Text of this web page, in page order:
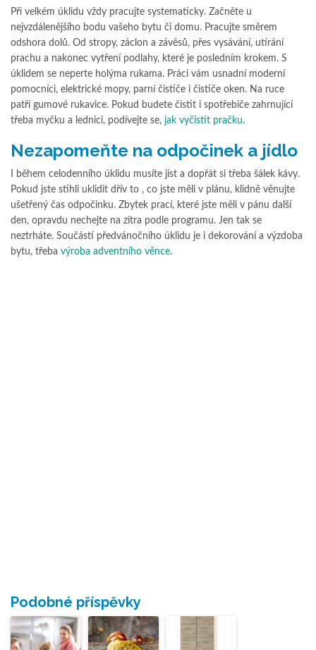
Při velkém úklidu vždy pracujte systematicky. Začněte u
nejvzdálenějšího bodu vašeho bytu či domu. Pracujte směrem
odshora dolů. Od stropy, záclon a závěsů, přes vysávání, utírání
prachu a nakonec vytření podlahy, které je posledním krokem. S
úklidem se neperte holýma rukama. Práci vám usnadní moderní
pomocníci, elektrické mopy, parní čističe i čističe oken. Na ruce
patří gumové rukavice. Pokud budete čistit i spotřebiče zahrnující
třeba myčku a lednici, podívejte se, jak vyčistit pračku.
Nezapomeňte na odpočinek a jídlo
I během celodenního úklidu musíte jíst a dopřát si třeba šálek kávy.
Pokud jste stihli uklidit dřív to , co jste měli v plánu, klidně věnujte
ušetřený čas odpočinku. Zbytek prací, které jste měli v pánu další
den, opravdu nechejte na zítra podle programu. Jen tak se
neztrháte. Součástí předvánočního úklidu je i dekorování a výzdoba
bytu, třeba výroba adventního věnce.
Podobné příspěvky